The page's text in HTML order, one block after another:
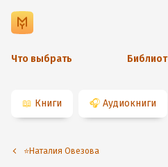
Что выбрать
📖 Книги 🎧 Аудиокниги
⭐️Наталия Овезова